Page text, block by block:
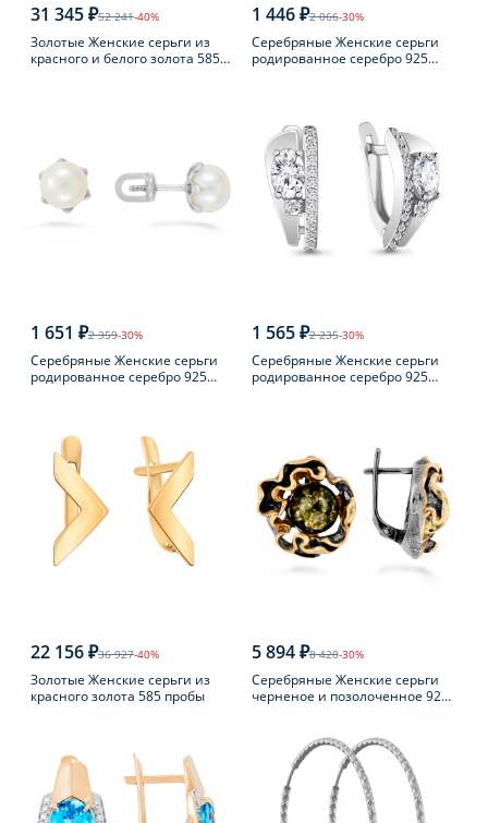
31 345 ₽52 241-40%
Золотые Женские серьги из
красного и белого золота 585
1 446 ₽2 066-30%
Серебряные Женские серьги
родированное серебро 925
1 651 ₽2 359-30%
Серебряные Женские серьги
родированное серебро 925
1 565 ₽2 235-30%
Серебряные Женские серьги
родированное серебро 925
22 156 ₽36 927-40%
Золотые Женские серьги из
красного золота 585 пробы
5 894 ₽8 420-30%
Серебряные Женские серьги
черненое и позолоченное 925